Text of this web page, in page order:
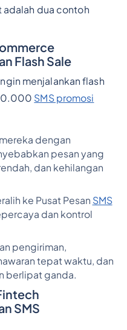
adalah dua contoh
Flash Sale
menjalankan flash
SMS promosi
dengan
pesan yang
dan kehilangan
ke Pusat Pesan SMS
dan kontrol
pengiriman,
tepat waktu, dan
berlipat ganda.
SMS